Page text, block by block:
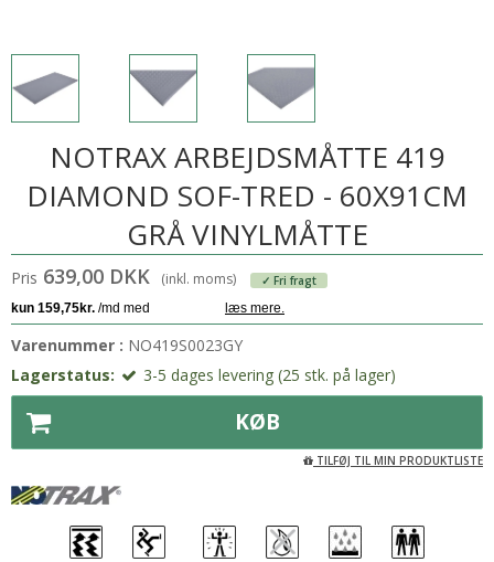
NOTRAX ARBEJDSMÅTTE 419
DIAMOND SOF-TRED - 60X91CM
GRÅ VINYLMÅTTE
Pris 639,00 DKK (inkl. moms) ✓ Fri fragt
Varenummer : NO419S0023GY
Lagerstatus:
3-5 dages levering (25 stk. på lager)
KØB
TILFØJ TIL MIN PRODUKTLISTE